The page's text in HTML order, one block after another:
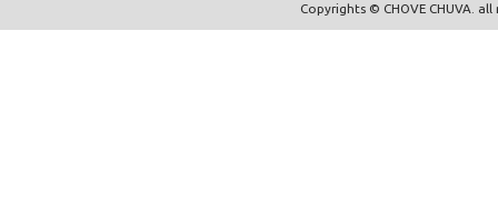
Copyrights © CHOVE CHUVA.